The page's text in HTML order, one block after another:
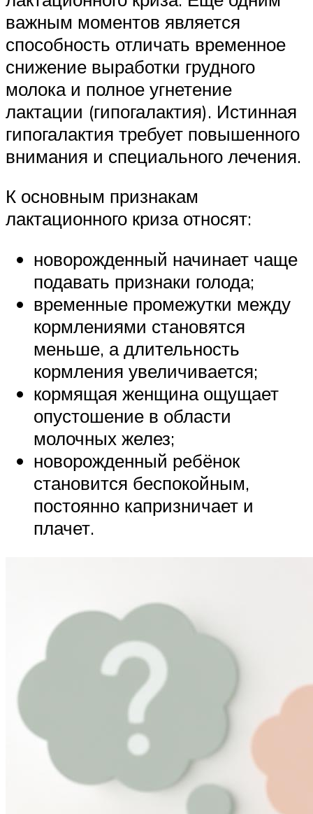
важным моментов является
способность отличать временное
снижение выработки грудного
молока и полное угнетение
лактации (гипогалактия). Истинная
гипогалактия требует повышенного
внимания и специального лечения.
К основным признакам
лактационного криза относят:
новорожденный начинает чаще
подавать признаки голода;
временные промежутки между
кормлениями становятся
меньше, а длительность
кормления увеличивается;
кормящая женщина ощущает
опустошение в области
молочных желез;
новорожденный ребёнок
становится беспокойным,
постоянно капризничает и
плачет.